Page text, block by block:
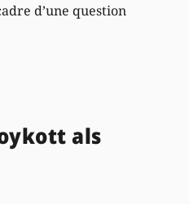
d’une question
als